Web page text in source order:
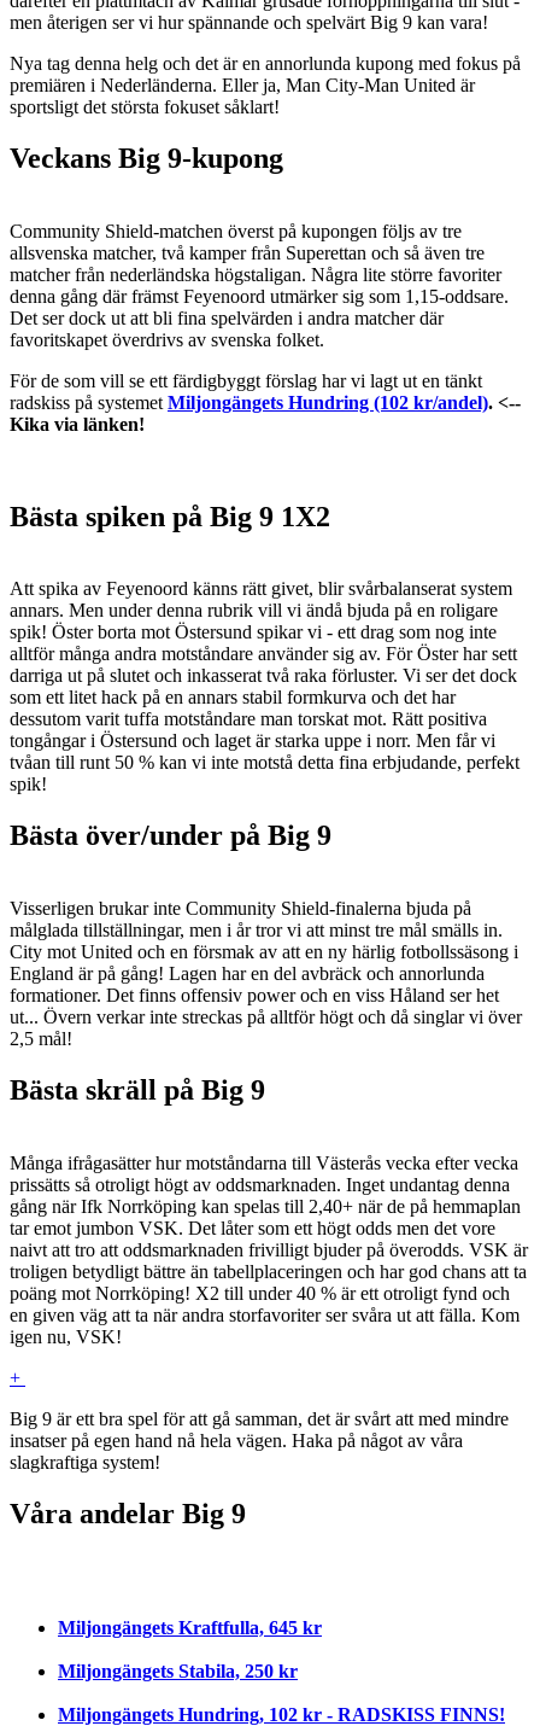
men återigen ser vi hur spännande och spelvärt Big 9 kan vara!
Nya tag denna helg och det är en annorlunda kupong med fokus på
premiären i Nederländerna. Eller ja, Man City-Man United är
sportsligt det största fokuset såklart!
Veckans Big 9-kupong
Community Shield-matchen överst på kupongen följs av tre
allsvenska matcher, två kamper från Superettan och så även tre
matcher från nederländska högstaligan. Några lite större favoriter
denna gång där främst Feyenoord utmärker sig som 1,15-oddsare.
Det ser dock ut att bli fina spelvärden i andra matcher där
favoritskapet överdrivs av svenska folket.
För de som vill se ett färdigbyggt förslag har vi lagt ut en tänkt
radskiss på systemet Miljongängets Hundring (102 kr/andel). <--
Kika via länken!
Bästa spiken på Big 9 1X2
Att spika av Feyenoord känns rätt givet, blir svårbalanserat system
annars. Men under denna rubrik vill vi ändå bjuda på en roligare
spik! Öster borta mot Östersund spikar vi - ett drag som nog inte
alltför många andra motståndare använder sig av. För Öster har sett
darriga ut på slutet och inkasserat två raka förluster. Vi ser det dock
som ett litet hack på en annars stabil formkurva och det har
dessutom varit tuffa motståndare man torskat mot. Rätt positiva
tongångar i Östersund och laget är starka uppe i norr. Men får vi
tvåan till runt 50 % kan vi inte motstå detta fina erbjudande, perfekt
spik!
Bästa över/under på Big 9
Visserligen brukar inte Community Shield-finalerna bjuda på
målglada tillställningar, men i år tror vi att minst tre mål smälls in.
City mot United och en försmak av att en ny härlig fotbollssäsong i
England är på gång! Lagen har en del avbräck och annorlunda
formationer. Det finns offensiv power och en viss Håland ser het
ut... Övern verkar inte streckas på alltför högt och då singlar vi över
2,5 mål!
Bästa skräll på Big 9
Många ifrågasätter hur motståndarna till Västerås vecka efter vecka
prissätts så otroligt högt av oddsmarknaden. Inget undantag denna
gång när Ifk Norrköping kan spelas till 2,40+ när de på hemmaplan
tar emot jumbon VSK. Det låter som ett högt odds men det vore
naivt att tro att oddsmarknaden frivilligt bjuder på överodds. VSK är
troligen betydligt bättre än tabellplaceringen och har god chans att ta
poäng mot Norrköping! X2 till under 40 % är ett otroligt fynd och
en given väg att ta när andra storfavoriter ser svåra ut att fälla. Kom
igen nu, VSK!
+
Big 9 är ett bra spel för att gå samman, det är svårt att med mindre
insatser på egen hand nå hela vägen. Haka på något av våra
slagkraftiga system!
Våra andelar Big 9
Miljongängets Kraftfulla, 645 kr
Miljongängets Stabila, 250 kr
Miljongängets Hundring, 102 kr - RADSKISS FINNS!